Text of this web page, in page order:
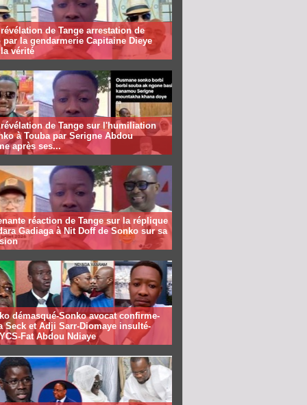
de Tange arrestation de
par la gendarmerie Capitaine Dieye
vérité
révélation de Tange sur l'humiliation
à Touba par Serigne Abdou
après ses...
réaction de Tange sur la réplique
Gadiaga à Nit Doff de Sonko sur sa
démasqué-Sonko avocat confirme-
Seck et Adji Sarr-Diomaye insulté-
Fat Abdou Ndiaye